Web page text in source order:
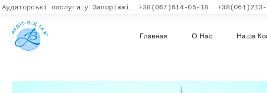
Skip
content
Аудиторські послуги у Запоріжжі +38(067)614-05-18
Главная О Нас Наша